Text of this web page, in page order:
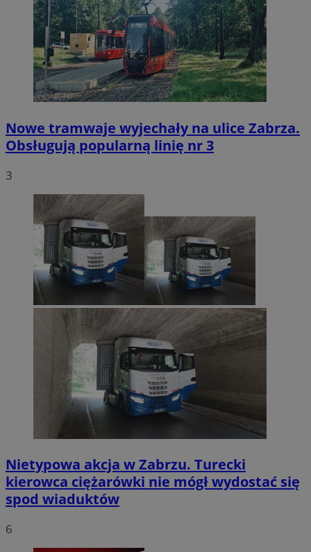
Nowe tramwaje wyjechały na ulice Zabrza.
Obsługują popularną linię nr 3
3
Nietypowa akcja w Zabrzu. Turecki
kierowca ciężarówki nie mógł wydostać się
spod wiaduktów
6